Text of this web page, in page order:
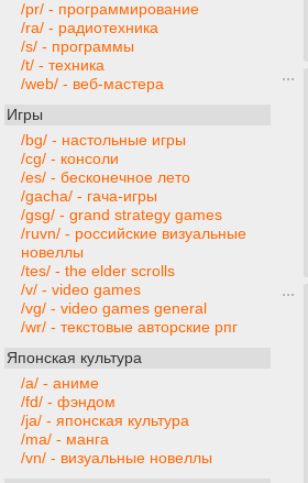
/pr/ - программирование
/ra/ - радиотехника
/s/ - программы
/t/ - техника
/web/ - веб-мастера
Игры
/bg/ - настольные игры
/cg/ - консоли
/es/ - бесконечное лето
/gacha/ - гача-игры
/gsg/ - grand strategy games
/ruvn/ - российские визуальные
новеллы
/tes/ - the elder scrolls
/v/ - video games
/vg/ - video games general
/wr/ - текстовые авторские рпг
Японская культура
/a/ - аниме
/fd/ - фэндом
/ja/ - японская культура
/ma/ - манга
/vn/ - визуальные новеллы